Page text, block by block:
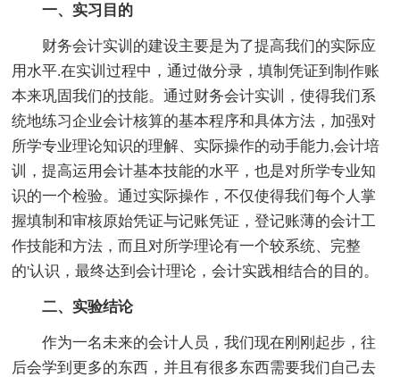
一、实习目的
财务会计实训的建设主要是为了提高我们的实际应
用水平.在实训过程中，通过做分录，填制凭证到制作账
本来巩固我们的技能。通过财务会计实训，使得我们系
统地练习企业会计核算的基本程序和具体方法，加强对
所学专业理论知识的理解、实际操作的动手能力,会计培
训，提高运用会计基本技能的水平，也是对所学专业知
识的一个检验。通过实际操作，不仅使得我们每个人掌
握填制和审核原始凭证与记账凭证，登记账薄的会计工
作技能和方法，而且对所学理论有一个较系统、完整
的'认识，最终达到会计理论，会计实践相结合的目的。
二、实验结论
作为一名未来的会计人员，我们现在刚刚起步，往
后会学到更多的东西，并且有很多东西需要我们自己去